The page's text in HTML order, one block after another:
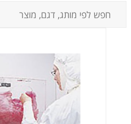
Centrifuges
Concentration